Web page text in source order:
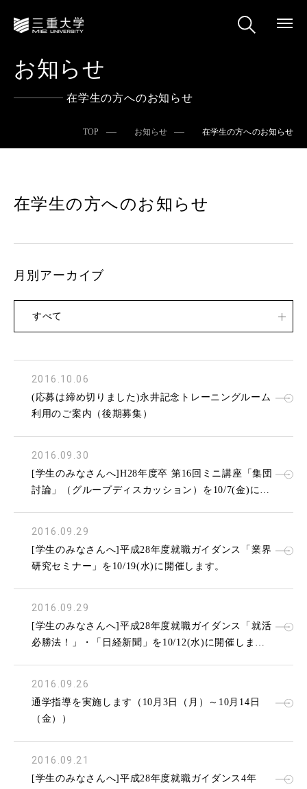
お知らせ
在学生の方へのお知らせ
TOP お知らせ 在学生の方へのお知らせ
2016.10.06
(応募は締め切りました)永井記念トレーニングルーム
利用のご案内（後期募集）
2016.09.30
[学生のみなさんへ]H28年度卒 第16回ミニ講座「集団
討論」（グループディスカッション）を10/7(金)に開
2016.09.29
[学生のみなさんへ]平成28年度就職ガイダンス「業界
研究セミナー」を10/19(水)に開催します。
2016.09.29
[学生のみなさんへ]平成28年度就職ガイダンス「就活
必勝法！」・「日経新聞」を10/12(水)に開催しま
2016.09.26
通学指導を実施します（10月3日（月）～10月14日
（金））
2016.09.21
[学生のみなさんへ]平成28年度就職ガイダンス4年
在学生の方へのお知らせ
月別アーカイブ
すべて